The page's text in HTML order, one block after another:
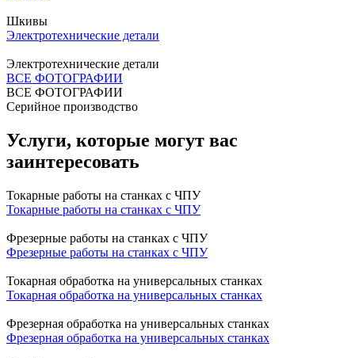
Шкивы
Электротехнические детали
Электротехнические детали
ВСЕ ФОТОГРАФИИ
ВСЕ ФОТОГРАФИИ
Серийное производство
Услуги, которые могут вас
заинтересовать
Токарные работы на станках с ЧПУ
Токарные работы на станках с ЧПУ
Фрезерные работы на станках с ЧПУ
Фрезерные работы на станках с ЧПУ
Токарная обработка на универсальных станках
Токарная обработка на универсальных станках
Фрезерная обработка на универсальных станках
Фрезерная обработка на универсальных станках